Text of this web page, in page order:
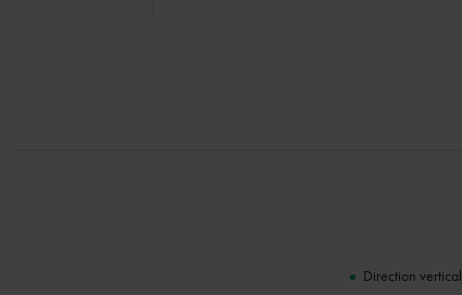
Direction vertical